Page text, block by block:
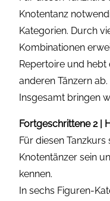
Knotentanz
Kategorien. Durch
Kombinationen
Repertoire und
anderen Tänzern ab.
Insgesamt bringen
Fortgeschrittene 2 |
Für diesen
Knotentänzer sein
kennen.
In sechs Figuren-